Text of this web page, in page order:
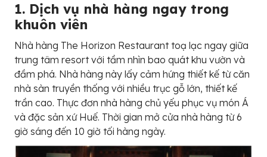
1. Dịch vụ nhà hàng ngay trong
khuôn viên
Nhà hàng The Horizon Restaurant toạ lạc ngay giữa
trung tâm resort với tầm nhìn bao quát khu vườn và
đầm phá. Nhà hàng này lấy cảm hứng thiết kế từ căn
nhà sàn truyền thống với nhiều trục gỗ lớn, thiết kế
trần cao. Thực đơn nhà hàng chủ yếu phục vụ món Á
và đặc sản xứ Huế. Thời gian mở cửa nhà hàng từ 6
giờ sáng đến 10 giờ tối hàng ngày.